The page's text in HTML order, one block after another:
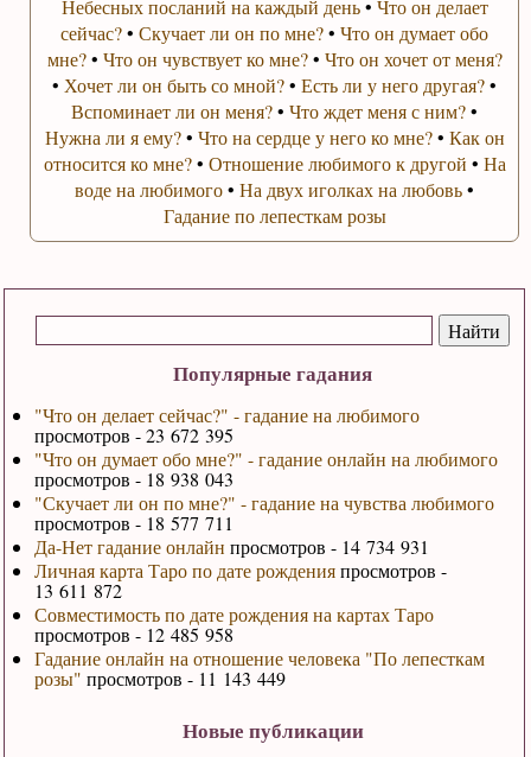
Популярные гадания
"Что он делает сейчас?" - гадание на любимого
просмотров - 23 672 395
"Что он думает обо мне?" - гадание онлайн на любимого
просмотров - 18 938 043
"Скучает ли он по мне?" - гадание на чувства любимого
просмотров - 18 577 711
Да-Нет гадание онлайн просмотров - 14 734 931
Личная карта Таро по дате рожденияпросмотров -
13 611 872
Совместимость по дате рождения на картах Таро
просмотров - 12 485 958
Гадание онлайн на отношение человека "По лепесткам
розы" просмотров - 11 143 449
Новые публикации
Небесных посланий на каждый день• Что он делает
сейчас?•Скучает ли он по мне?•Что он думает обо
мне?• Что он чувствует ко мне?• Что он хочет от меня?
• Хочет ли он быть со мной?•Есть ли у него другая?•
Вспоминает ли он меня?•Что ждет меня с ним?•
Нужна ли я ему?• Что на сердце у него ко мне?• Как он
относится ко мне?• Отношение любимого к другой • На
воде на любимого•На двух иголках на любовь•
Гадание по лепесткам розы